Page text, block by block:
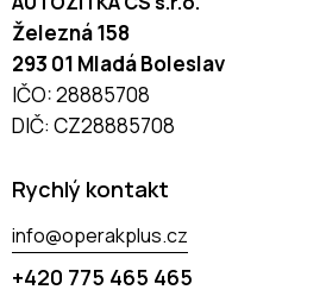
Železná 158
293 01 Mladá Boleslav
IČO: 28885708
DIČ: CZ28885708
Rychlý kontakt
info@operakplus.cz
+420 775 465 465